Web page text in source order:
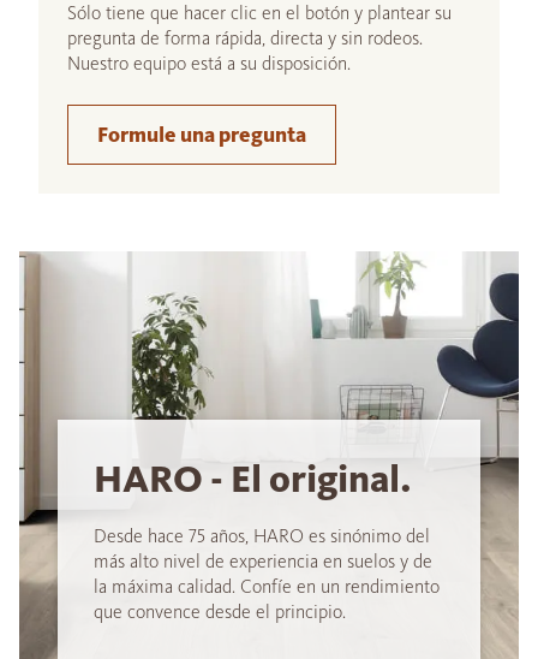
Sólo tiene que hacer clic en el botón y plantear su
pregunta de forma rápida, directa y sin rodeos.
Nuestro equipo está a su disposición.
Formule una pregunta
HARO - El original.
Desde hace 75 años, HARO es sinónimo del
más alto nivel de experiencia en suelos y de
la máxima calidad. Confíe en un rendimiento
que convence desde el principio.